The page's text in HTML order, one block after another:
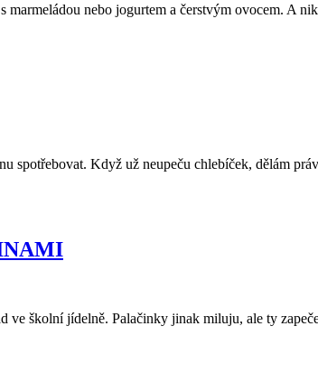
nebo jogurtem a čerstvým ovocem. A
spotřebovat. Když už neupeču chlebíček, dělám
školní jídelně. Palačinky jinak miluju, ale ty